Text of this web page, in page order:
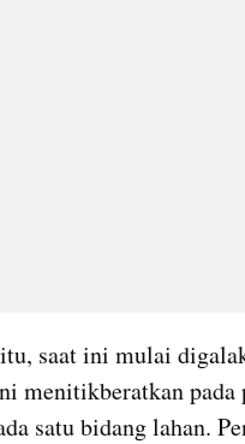
saat ini mulai
menitikberatkan pada
satu bidang lahan.